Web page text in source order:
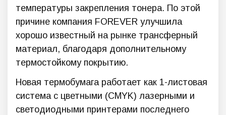
температуры закрепления тонера. По этой
причине компания FOREVER улучшила
хорошо известный на рынке трансферный
материал, благодаря дополнительному
термостойкому покрытию.
Новая термобумага работает как 1-листовая
система с цветными (CMYK) лазерными и
светодиодными принтерами последнего